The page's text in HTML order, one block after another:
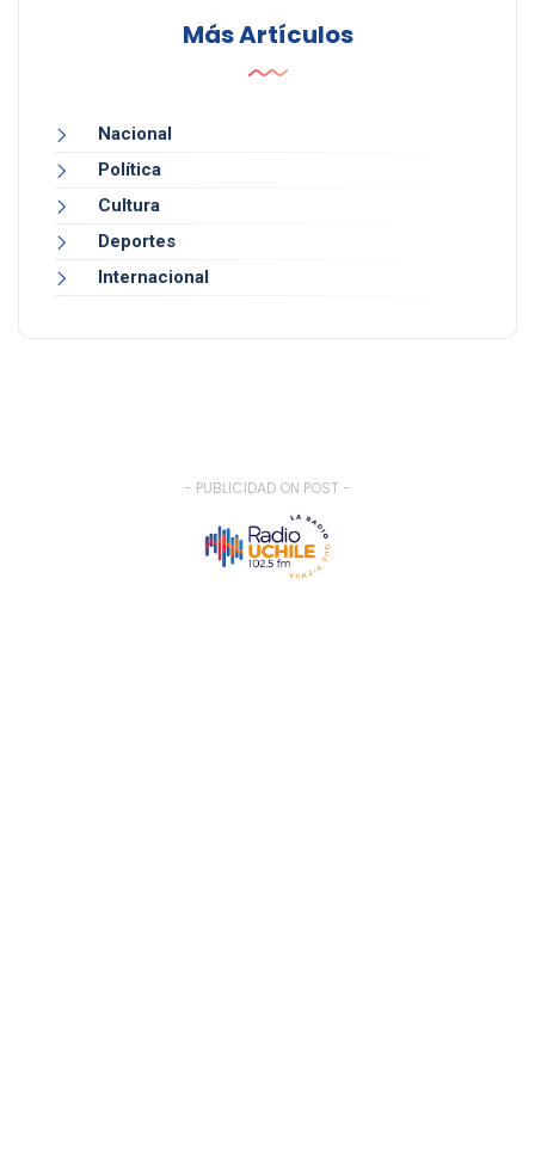
Más Artículos
Nacional
Política
Cultura
Deportes
Internacional
- PUBLICIDAD ON POST -